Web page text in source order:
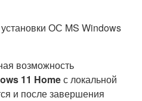
ОС MS Windows
возможность
11 Homeс локальной
и после завершения